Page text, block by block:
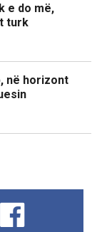
e do më,
turk
në horizont